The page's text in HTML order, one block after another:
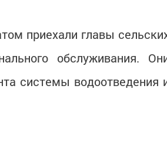
приехали главы
обслуживания.
системы водоотведения